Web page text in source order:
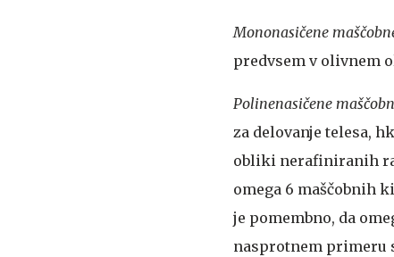
Mononasičene
predvsem v olivnem
Polinenasičene
za delovanje telesa,
obliki nerafiniranih
omega 6 maščobnih
je pomembno, da
nasprotnem primeru